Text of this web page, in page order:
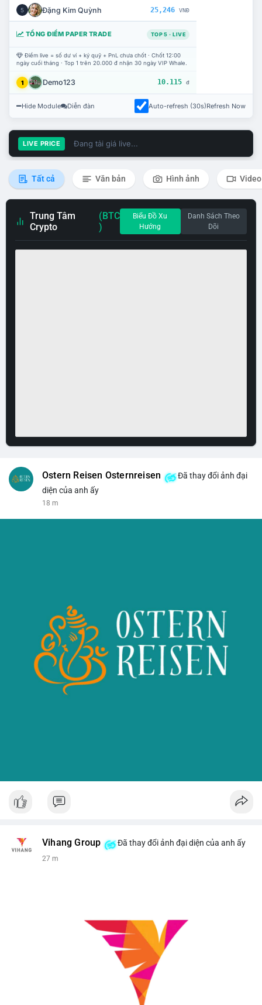
5 Đặng Kim Quỳnh 25,246 VNĐ
TỔNG ĐIỂM PAPER TRADE TOP 5 · LIVE
Điểm live = số dư ví + ký quỹ + PnL chưa chốt · Chốt 12:00
ngày cuối tháng · Top 1 trên 20.000 đ nhận 30 ngày VIP Whale.
1 Demo123 10.115 đ
Hide Module Diễn đàn Auto-refresh (30s)Refresh Now
LIVE PRICE Đang tải giá live...
Tất cả Văn bản Hình ảnh Video
Trung Tâm
Crypto
(BTC
)
Biểu Đồ Xu
Hướng
Danh Sách Theo
Dõi
Ostern Reisen Osternreisen
Đã thay đổi ảnh đại
diện của anh ấy
18 m
Vihang Group Đã thay đổi ảnh đại diện của anh ấy
27 m